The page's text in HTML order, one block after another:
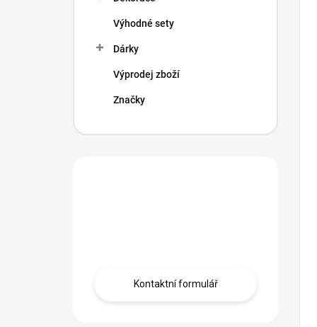
Výhodné sety
Dárky
Výprodej zboží
Značky
Kontaktní formulář